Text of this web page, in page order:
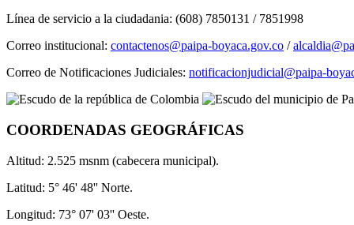
Línea de servicio a la ciudadania: (608) 7850131 / 7851998
Correo institucional: contactenos@paipa-boyaca.gov.co /
Correo de Notificaciones Judiciales: notificacionjudicial@paipa-
COORDENADAS GEOGRÁFICAS
Altitud: 2.525 msnm (cabecera municipal).
Latitud: 5° 46' 48'' Norte.
Longitud: 73° 07' 03'' Oeste.